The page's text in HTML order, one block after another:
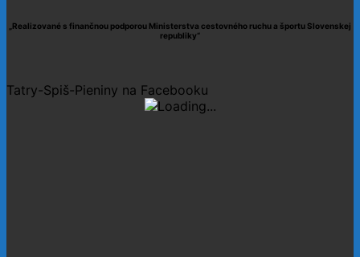
„Realizované s finančnou podporou Ministerstva cestovného ruchu a športu Slovenskej
republiky“
Tatry-Spiš-Pieniny na Facebooku